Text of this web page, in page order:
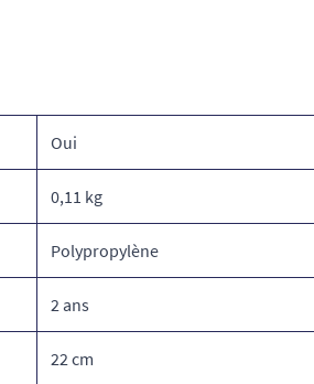
Oui
0,11 kg
Polypropylène
2 ans
22 cm